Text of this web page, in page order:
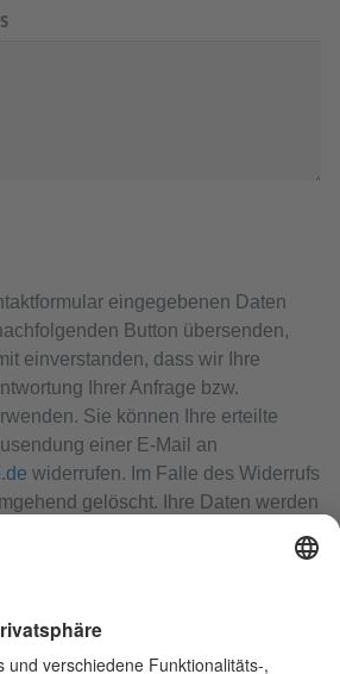
eingegebenen Daten
Button übersenden,
einverstanden, dass wir Ihre
Ihrer Anfrage bzw.
Sie können Ihre erteilte
einer E-Mail an
widerrufen. Im Falle des Widerrufs
gelöscht. Ihre Daten werden
wir Ihre Anfrage bearbeitet
der Speicherung entfallen ist.